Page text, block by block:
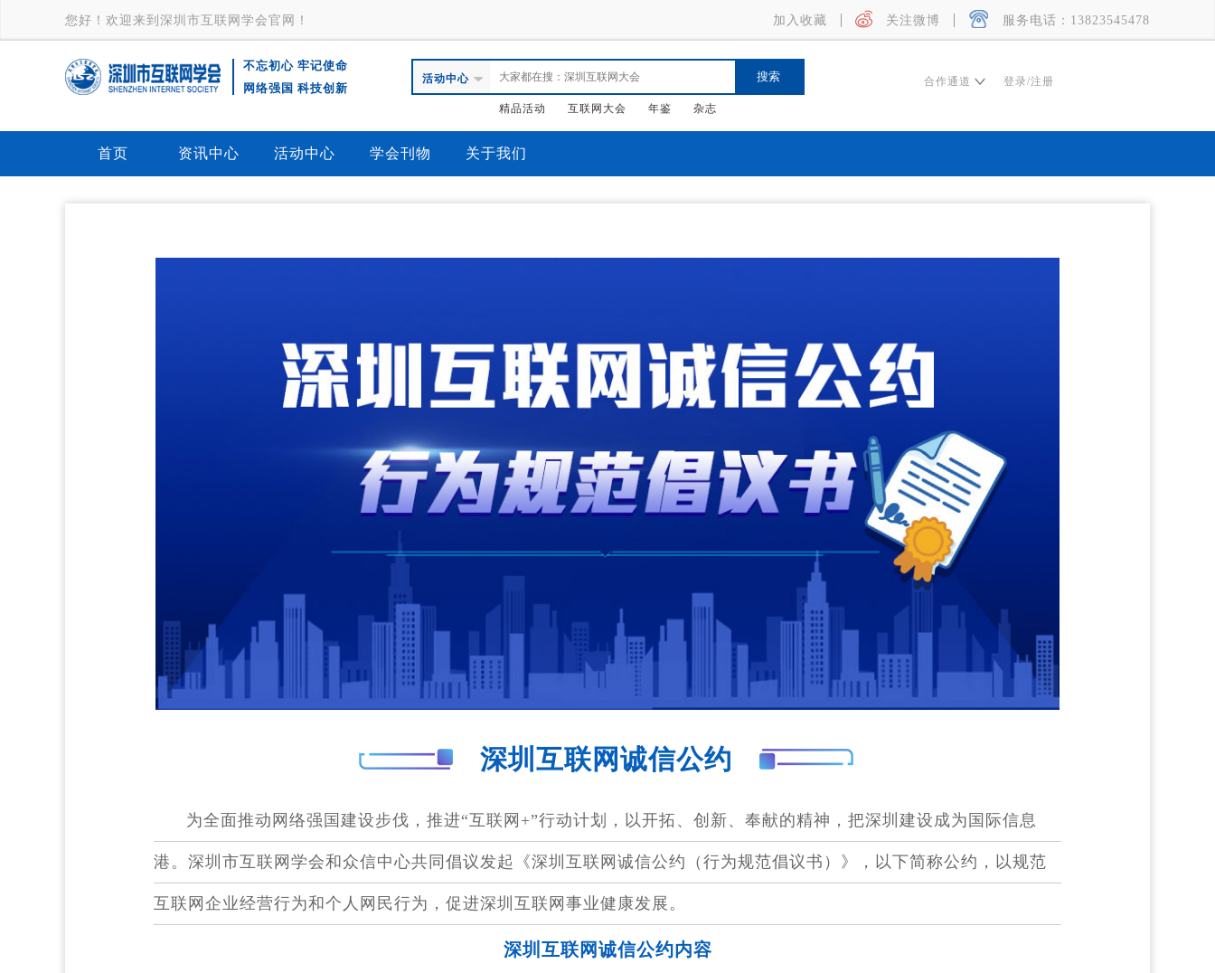
您好！欢迎来到深圳市互联网学会官网！ 加入收藏 关注微博 服务电话：13823545478
深
圳市互联
网学会
网大会-产
不忘初心 牢记使命
网络强国 科技创新
活动中心
精品活动 互联网大会 年鉴 杂志
合作通道 登录/注册
首页 资讯中心 活动中心 学会刊物 关于我们
深圳互联网诚信公约
为全面推动网络强国建设步伐，推进“互联网+”行动计划，以开拓、创新、奉献的精神，把深圳建设成为国际信息
港。深圳市互联网学会和众信中心共同倡议发起《深圳互联网诚信公约（行为规范倡议书）》，以下简称公约，以规范
互联网企业经营行为和个人网民行为，促进深圳互联网事业健康发展。
深圳互联网诚信公约内容